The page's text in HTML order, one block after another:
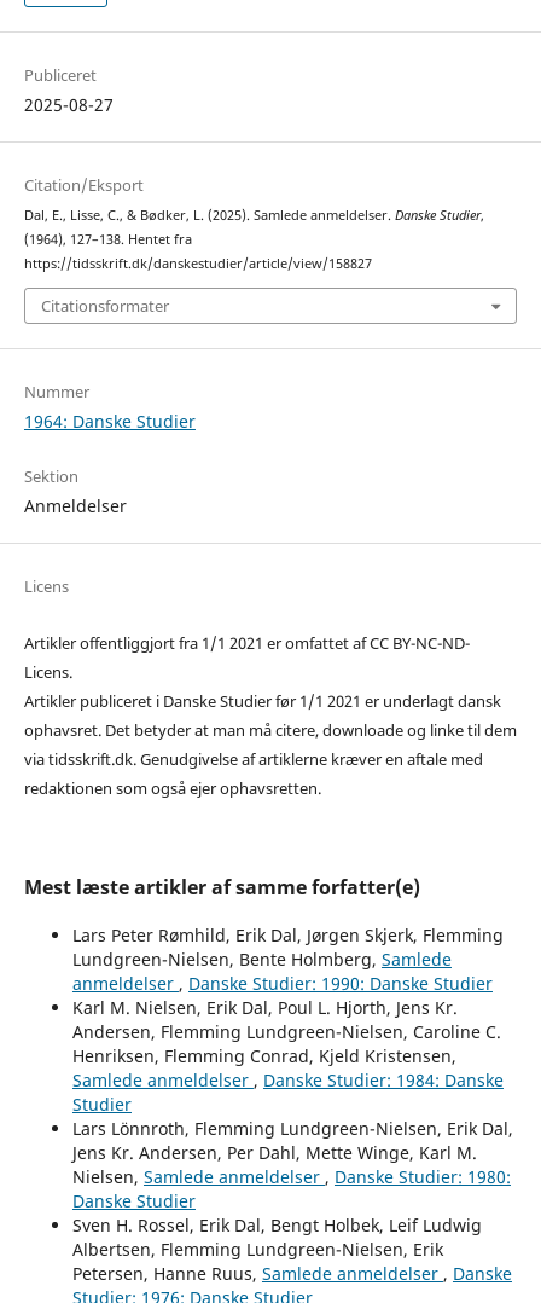
Publiceret
2025-08-27
Citation/Eksport
Dal, E., Lisse, C., & Bødker, L. (2025). Samlede anmeldelser. Danske Studier,
(1964), 127–138. Hentet fra
https://tidsskrift.dk/danskestudier/article/view/158827
Citationsformater
Nummer
1964: Danske Studier
Sektion
Anmeldelser
Licens
Artikler offentliggjort fra 1/1 2021 er omfattet af CC BY-NC-ND-
Licens.
Artikler publiceret i Danske Studier før 1/1 2021 er underlagt dansk
ophavsret. Det betyder at man må citere, downloade og linke til dem
via tidsskrift.dk. Genudgivelse af artiklerne kræver en aftale med
redaktionen som også ejer ophavsretten.
Mest læste artikler af samme forfatter(e)
Lars Peter Rømhild, Erik Dal, Jørgen Skjerk, Flemming
Lundgreen-Nielsen, Bente Holmberg, Samlede
anmeldelser , Danske Studier: 1990: Danske Studier
Karl M. Nielsen, Erik Dal, Poul L. Hjorth, Jens Kr.
Andersen, Flemming Lundgreen-Nielsen, Caroline C.
Henriksen, Flemming Conrad, Kjeld Kristensen,
Samlede anmeldelser , Danske Studier: 1984: Danske
Studier
Lars Lönnroth, Flemming Lundgreen-Nielsen, Erik Dal,
Jens Kr. Andersen, Per Dahl, Mette Winge, Karl M.
Nielsen, Samlede anmeldelser , Danske Studier: 1980:
Danske Studier
Sven H. Rossel, Erik Dal, Bengt Holbek, Leif Ludwig
Albertsen, Flemming Lundgreen-Nielsen, Erik
Petersen, Hanne Ruus, Samlede anmeldelser , Danske
Studier: 1976: Danske Studier